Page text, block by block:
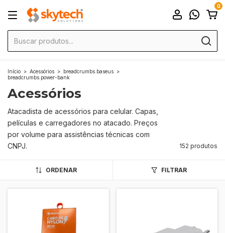
0
Início > Acessórios > breadcrumbs.baseus >
breadcrumbs.power-bank
Acessórios
Atacadista de acessórios para celular. Capas,
películas e carregadores no atacado. Preços
por volume para assistências técnicas com
CNPJ.
152 produtos
ORDENAR FILTRAR